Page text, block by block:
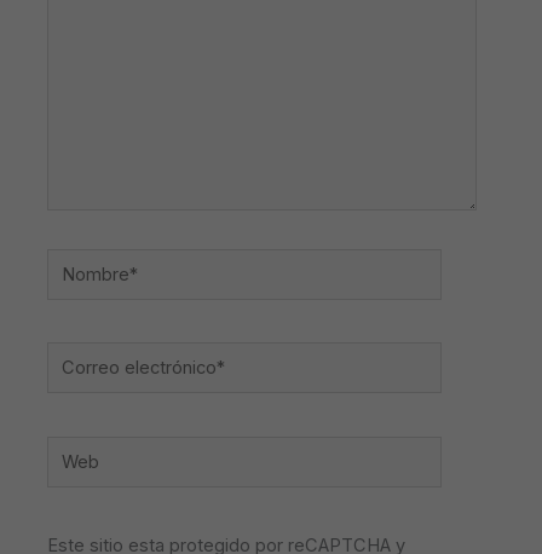
Nombre*
Correo
Web
Este sitio esta protegido por reCAPTCHA y